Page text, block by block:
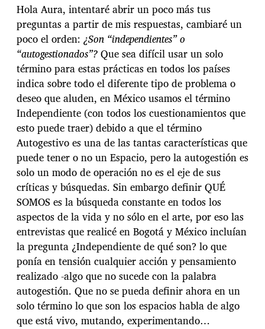
Hola Aura, intentaré abrir un poco más tus
preguntas a partir de mis respuestas, cambiaré un
poco el orden: ¿Son “independientes” o
“autogestionados”?Que sea difícil usar un solo
término para estas prácticas en todos los países
indica sobre todo el diferente tipo de problema o
deseo que aluden, en México usamos el término
Independiente (con todos los cuestionamientos que
esto puede traer) debido a que el término
Autogestivo es una de las tantas características que
puede tener o no un Espacio, pero la autogestión es
solo un modo de operación no es el eje de sus
críticas y búsquedas. Sin embargo definir QUÉ
SOMOS es la búsqueda constante en todos los
aspectos de la vida y no sólo en el arte, por eso las
entrevistas que realicé en Bogotá y México incluían
la pregunta ¿Independiente de qué son? lo que
ponía en tensión cualquier acción y pensamiento
realizado -algo que no sucede con la palabra
autogestión. Que no se pueda definir ahora en un
solo término lo que son los espacios habla de algo
que está vivo, mutando, experimentando…